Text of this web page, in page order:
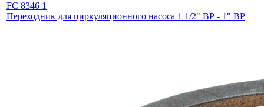
FC 8346 1
Переходник для циркуляционного насоса 1 1/2" ВР - 1" ВР